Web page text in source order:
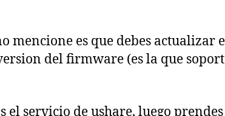
mencione es que debes actualizar
del firmware (es la que
el servicio de ushare, luego